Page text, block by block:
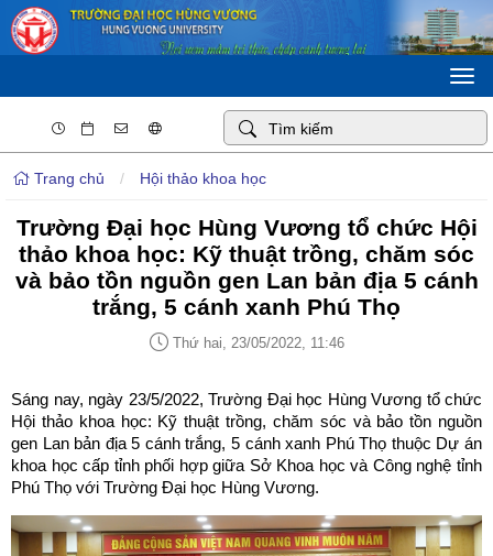
Trang chủ / Hội thảo khoa học
Trường Đại học Hùng Vương tổ chức Hội
thảo khoa học: Kỹ thuật trồng, chăm sóc
và bảo tồn nguồn gen Lan bản địa 5 cánh
trắng, 5 cánh xanh Phú Thọ
Thứ hai, 23/05/2022, 11:46
Sáng nay, ngày 23/5/2022, Trường Đại học Hùng Vương tổ chức
Hội thảo khoa học: Kỹ thuật trồng, chăm sóc và bảo tồn nguồn
gen Lan bản địa 5 cánh trắng, 5 cánh xanh Phú Thọ thuộc Dự án
khoa học cấp tỉnh phối hợp giữa Sở Khoa học và Công nghệ tỉnh
Phú Thọ với Trường Đại học Hùng Vương.